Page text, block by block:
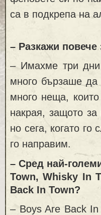
са в подкрепа на
– Разкажи
– Имахме три дни
много бързаше
много неща,
накрая, защото
но сега, когато
го направим.
– Сред най-
Town, Whisky In
Back In Town?
– Boys Are Back